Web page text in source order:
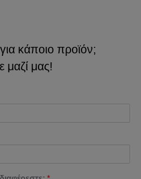
κάποιο προϊόν;
μαζί μας!